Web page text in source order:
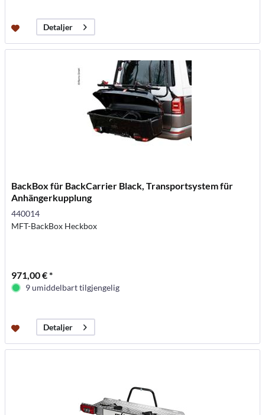
Detaljer
BackBox für BackCarrier Black, Transportsystem für
Anhängerkupplung
440014
MFT-BackBox Heckbox
971,00 € *
9 umiddelbart tilgjengelig
Detaljer